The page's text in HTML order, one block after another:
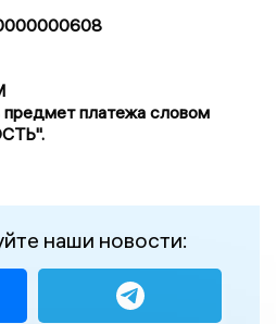
предмет платежа словом
наши новости: